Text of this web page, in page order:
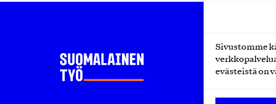
Sivustomme
evästeistä on